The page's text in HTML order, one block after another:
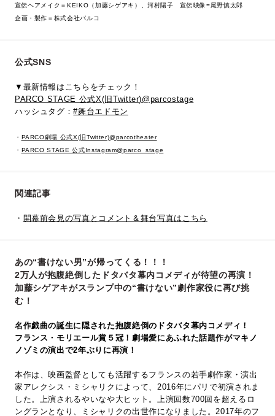
宣伝ヘアメイク＝KEIKO（加藤シゲアキ）、河村陽子 宣伝映像=尾野慎太郎
企画・製作＝株式会社パルコ
公式SNS
▼最新情報はこちらをチェック！
PARCO STAGE 公式X(旧Twitter)@parcostage
ハッシュタグ：#舞台エドモン
・ PARCO劇場 公式X(旧Twitter)@parcotheater
・ PARCO STAGE 公式Instagram@parco_stage
関連記事
・ 開幕前会見の写真とコメント＆舞台写真はこちら
あの“書けない男”が帰ってくる！！！
2万人が抱腹絶倒したドタバタ幕内コメディが待望の再演！
加藤シゲアキがスランプ中の“書けない”劇作家役に再び挑
む！
名作戯曲の誕生に隠された抱腹絶倒のドタバタ幕内コメディ！
フランス・モリエール賞５冠！劇場愛にあふれた話題作がマキノ
ノゾミの演出で2年ぶりに再演！
本作は、映画監督としても活躍するフランスの若手劇作家・演出
家アレクシス・ミシャリクによって、2016年にパリで初演されま
した。上演されるやいなや大ヒット。上演回数700回を超えるロ
ングランとなり、ミシャリクの出世作になりました。2017年のフ